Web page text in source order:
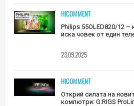
HICOMMENT
Philips 55OLED820/12
иска човек от един
23.09.2025
HICOMMENT
Открий силата на
компютри: G:RIGS